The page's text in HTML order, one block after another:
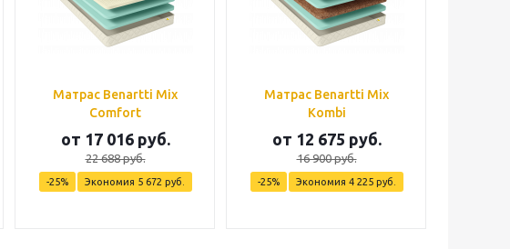
Матрас Benartti Mix
Comfort
от 17 016 руб.
22 688 руб.
-25% Экономия 5 672 руб.
Матрас Benartti Mix
Kombi
от 12 675 руб.
16 900 руб.
-25% Экономия 4 225 руб.